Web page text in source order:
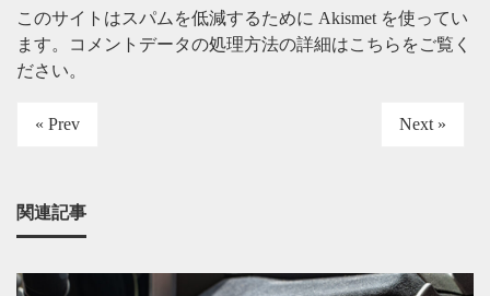
このサイトはスパムを低減するために Akismet を使ってい
ます。
コメントデータの処理方法の詳細はこちらをご覧く
ださい。
« Prev Next »
関連記事